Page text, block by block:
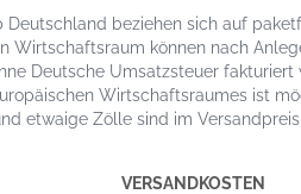
Deutschland beziehen sich auf
Wirtschaftsraum können nach
Deutsche Umsatzsteuer fakturiert
Wirtschaftsraumes ist
etwaige Zölle sind im
VERSANDKOSTEN